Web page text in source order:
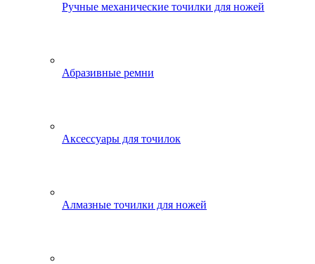
Ручные механические точилки для ножей
Абразивные ремни
Аксессуары для точилок
Алмазные точилки для ножей